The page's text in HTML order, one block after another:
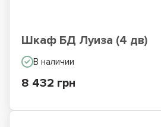
Шкаф БД Луиза (4 дв)
В наличии
8 432 грн